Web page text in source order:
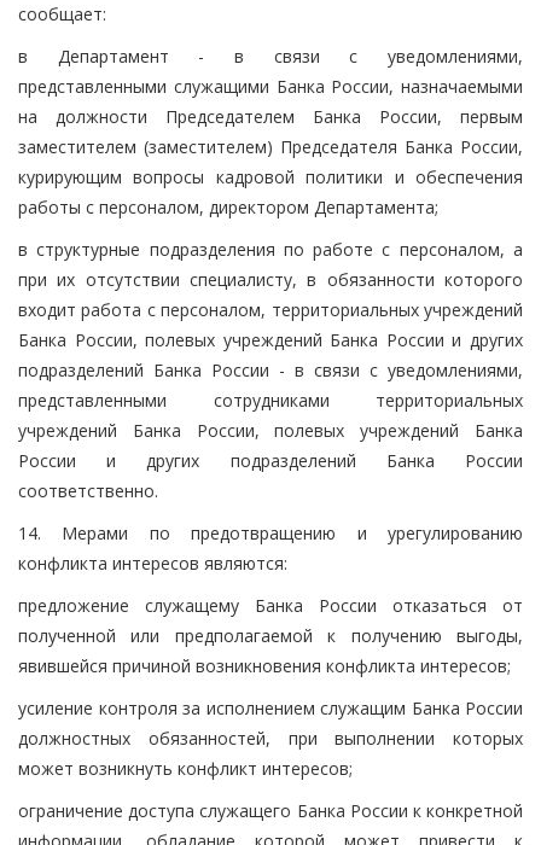
сообщает:
в Департамент - в связи с уведомлениями,
представленными служащими Банка России, назначаемыми
на должности Председателем Банка России, первым
заместителем (заместителем) Председателя Банка России,
курирующим вопросы кадровой политики и обеспечения
работы с персоналом, директором Департамента;
в структурные подразделения по работе с персоналом, а
при их отсутствии специалисту, в обязанности которого
входит работа с персоналом, территориальных учреждений
Банка России, полевых учреждений Банка России и других
подразделений Банка России - в связи с уведомлениями,
представленными сотрудниками территориальных
учреждений Банка России, полевых учреждений Банка
России и других подразделений Банка России
соответственно.
14. Мерами по предотвращению и урегулированию
конфликта интересов являются:
предложение служащему Банка России отказаться от
полученной или предполагаемой к получению выгоды,
явившейся причиной возникновения конфликта интересов;
усиление контроля за исполнением служащим Банка России
должностных обязанностей, при выполнении которых
может возникнуть конфликт интересов;
ограничение доступа служащего Банка России к конкретной